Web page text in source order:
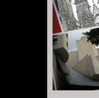
description du projet de
comprenant la présentation
Première
Pour les uns, ils gouvernent le